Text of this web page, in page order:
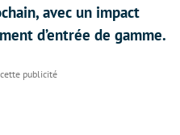
avec un impact
d’entrée de gamme.